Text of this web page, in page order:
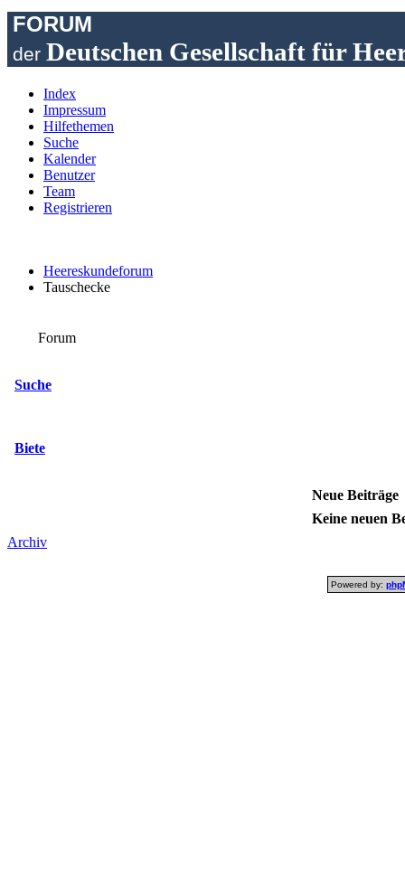
FORUM
der Deutschen Gesellschaft für
Index
Impressum
Hilfethemen
Suche
Kalender
Benutzer
Team
Registrieren
Heereskundeforum
Tauschecke
Forum
Suche
Biete
Neue Beiträge
Keine neuen
Archiv
Powered by: